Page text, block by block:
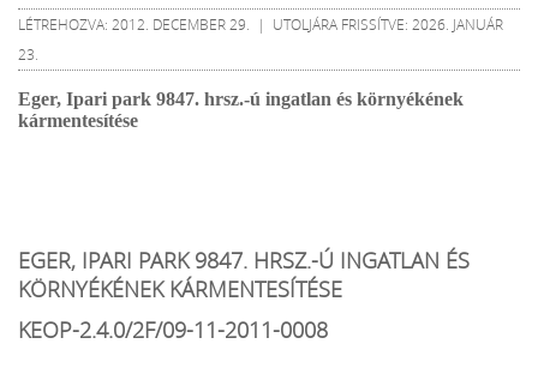
LÉTREHOZVA: 2012. DECEMBER 29. | UTOLJÁRA FRISSÍTVE: 2026. JANUÁR
23.
Eger, Ipari park 9847. hrsz.-ú ingatlan és környékének
kármentesítése
EGER, IPARI PARK 9847. HRSZ.-Ú INGATLAN ÉS
KÖRNYÉKÉNEK KÁRMENTESÍTÉSE
KEOP-2.4.0/2F/09-11-2011-0008